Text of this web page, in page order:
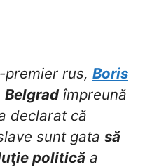
premier rus, Boris
Belgradîmpreună
declarat că
sunt gata să
politică a